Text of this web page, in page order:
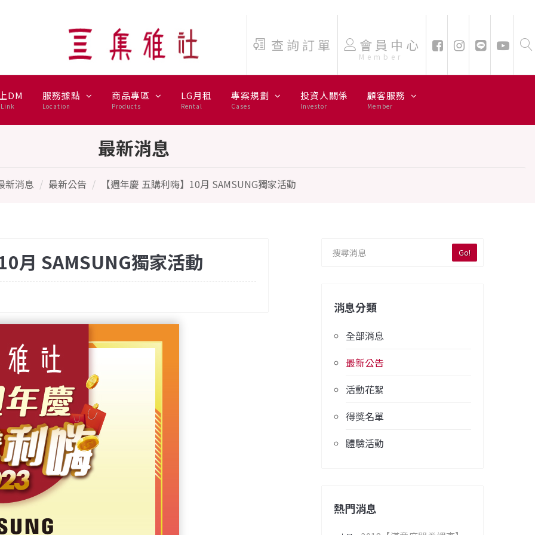
獨家活動
查詢訂單 會員中心
Member
DM 服務據點
Location
商品專區
Products
LG月租
Rental
專案規劃
Cases
投資人關係
Investor
顧客服務
Member
最新消息
新消息 最新公告 【週年慶 五購利嗨】10月 SAMSUNG獨家活動
月 SAMSUNG獨家活動 Go!
消息分類
全部消息
最新公告
活動花絮
得獎名單
體驗活動
熱門消息